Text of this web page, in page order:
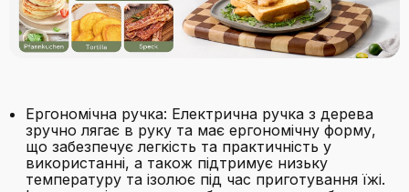
Ергономічна ручка: Електрична ручка з дерева
зручно лягає в руку та має ергономічну форму,
що забезпечує легкість та практичність у
використанні, а також підтримує низьку
температуру та ізолює під час приготування їжі.